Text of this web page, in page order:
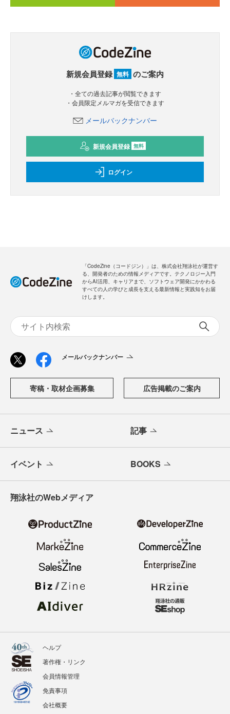
新規会員登録 無料 のご案内
・全ての過去記事が閲覧できます
・会員限定メルマガを受信できます
メールバックナンバー
新規会員登録 無料
ログイン
「CodeZine（コードジン）」は、株式会社翔泳社が運営す
る、開発者のための情報メディアです。テクノロジー入門
からAI活用、キャリアまで、ソフトウェア開発にかかわる
すべての人の学びと成長を支える最新情報と実践知をお届
けします。
メールバックナンバー
寄稿・取材企画募集 広告掲載のご案内
ニュース 記事
イベント BOOKS
翔泳社のWebメディア
ヘルプ
著作権・リンク
会員情報管理
免責事項
会社概要